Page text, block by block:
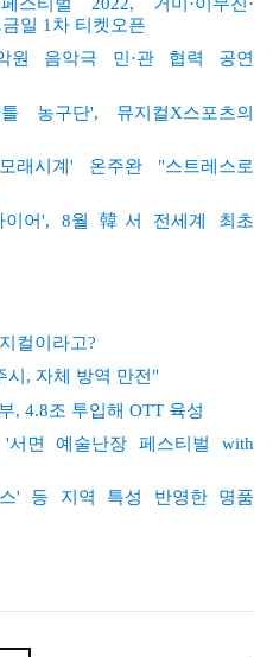
금일 1 차 티켓오픈
원 음악극 민 ·관 협력 공연
농구단', 뮤지컬X스포츠의
모래시계 ' 온주완 "스트레스로
이어', 8월 韓서 전세계 최초
컬이라고?
, 자체 방역 만전"
, 4.8조 투입해 OTT 육성
서면 예술난장 페스티벌
with
' 등 지역 특성 반영한 명품